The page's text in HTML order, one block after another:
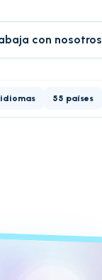
con nosotros
idiomas 55 países